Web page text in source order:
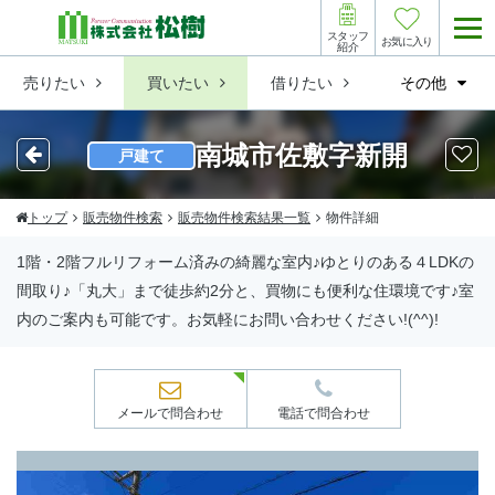
売りたい 買いたい 借りたい その他
スタッフ
紹介
お気に入り
戸建て 南城市佐敷字新開
トップ 販売物件検索 販売物件検索結果一覧 物件詳細
1階・2階フルリフォーム済みの綺麗な室内♪ゆとりのある４LDKの
間取り♪「丸大」まで徒歩約2分と、買物にも便利な住環境です♪室
内のご案内も可能です。お気軽にお問い合わせください!(^^)!
メールで問合わせ 電話で問合わせ